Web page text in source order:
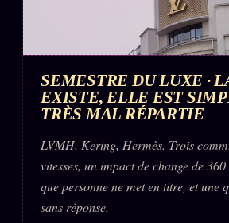
SEMESTRE DU LUXE ·
EXISTE, ELLE EST
TRÈS MAL RÉPARTIE
LVMH, Kering, Hermès. Trois
vitesses, un impact de change de
que personne ne met en titre, et une
sans réponse.